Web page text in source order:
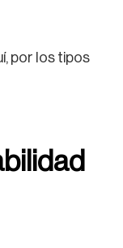
por los tipos